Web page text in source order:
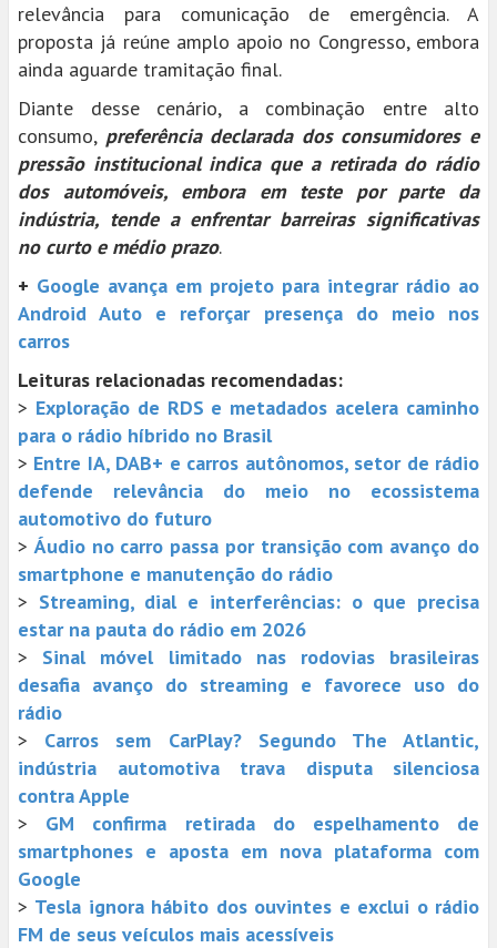
relevância para comunicação de emergência. A
proposta já reúne amplo apoio no Congresso, embora
ainda aguarde tramitação final.
Diante desse cenário, a combinação entre alto
consumo, preferência declarada dos consumidores e
pressão institucional indica que a retirada do rádio
dos automóveis, embora em teste por parte da
indústria, tende a enfrentar barreiras significativas
no curto e médio prazo.
+ Google avança em projeto para integrar rádio ao
Android Auto e reforçar presença do meio nos
carros
Leituras relacionadas recomendadas:
> Exploração de RDS e metadados acelera caminho
para o rádio híbrido no Brasil
> Entre IA, DAB+ e carros autônomos, setor de rádio
defende relevância do meio no ecossistema
automotivo do futuro
>Áudio no carro passa por transição com avanço do
smartphone e manutenção do rádio
> Streaming, dial e interferências: o que precisa
estar na pauta do rádio em 2026
> Sinal móvel limitado nas rodovias brasileiras
desafia avanço do streaming e favorece uso do
rádio
> Carros sem CarPlay? Segundo The Atlantic,
indústria automotiva trava disputa silenciosa
contra Apple
> GM confirma retirada do espelhamento de
smartphones e aposta em nova plataforma com
Google
> Tesla ignora hábito dos ouvintes e exclui o rádio
FM de seus veículos mais acessíveis